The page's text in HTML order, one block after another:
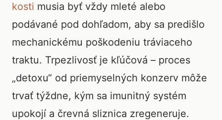
kosti musia byť vždy mleté alebo
podávané pod dohľadom, aby sa predišlo
mechanickému poškodeniu tráviaceho
traktu. Trpezlivosť je kľúčová – proces
„detoxu“ od priemyselných konzerv môže
trvať týždne, kým sa imunitný systém
upokojí a črevná sliznica zregeneruje.